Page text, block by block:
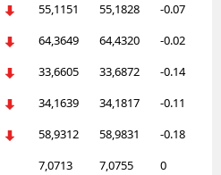
55,1151 55,1828
-0.07
64,3649 64,4320
-0.02
33,6605 33,6872
-0.14
34,1639 34,1817
-0.11
58,9312 58,9831
-0.18
7,0713 7,0755
0